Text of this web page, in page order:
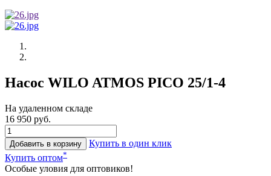
Насос WILO ATMOS PICO 25/1-4
На удаленном складе
16 950 руб.
Добавить в корзину
Купить в один клик
Купить оптом*
Особые уловия для оптовиков!